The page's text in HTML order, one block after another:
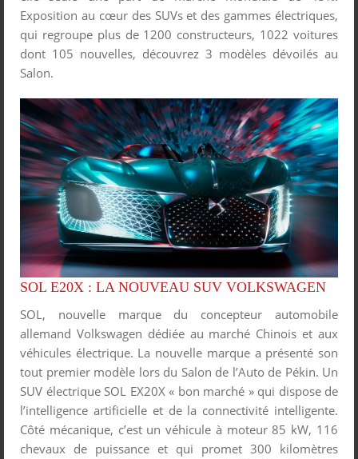
Exposition au cœur des SUVs et des gammes électriques,
qui regroupe plus de 1200 constructeurs, 1022 voitures
dont 105 nouvelles, découvrez 3 modèles dévoilés au
Salon.
SOL E20X : LA NOUVEAU SUV VOLKSWAGEN
SOL, nouvelle marque du concepteur automobile
allemand Volkswagen dédiée au marché Chinois et aux
véhicules électrique. La nouvelle marque a présenté son
tout premier modèle lors du Salon de l’Auto de Pékin. Un
SUV électrique SOL EX20X « bon marché » qui dispose de
l’intelligence artificielle et de la connectivité intelligente.
Côté mécanique, c’est un véhicule à moteur 85 kW, 116
chevaux de puissance et qui promet 300 kilomètres